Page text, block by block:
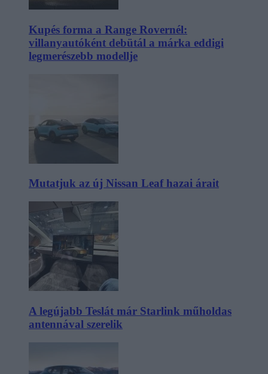
Kupés forma a Range Rovernél:
villanyautóként debütál a márka eddigi
legmerészebb modellje
Mutatjuk az új Nissan Leaf hazai árait
A legújabb Teslát már Starlink műholdas
antennával szerelik